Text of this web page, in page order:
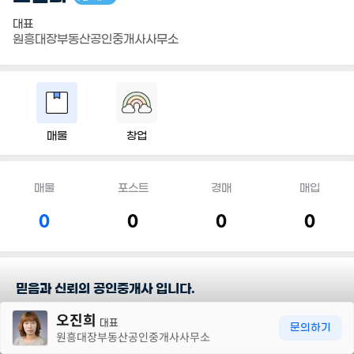
대표
원흥대장부동산공인중개사사무소
매물 창업
매물
0
포스트
0
경매
0
매입
0
믿음과 신뢰의 공인중개사 입니다.
담당지역오진희 대표
원흥대장부동산공인중개사사무소
문의하기